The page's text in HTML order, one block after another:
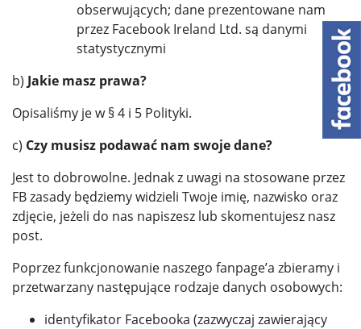
obserwujących; dane prezentowane nam
przez Facebook Ireland Ltd. są danymi
statystycznymi
b) Jakie masz prawa?
Opisaliśmy je w § 4 i 5 Polityki.
c) Czy musisz podawać nam swoje dane?
Jest to dobrowolne. Jednak z uwagi na stosowane przez
FB zasady będziemy widzieli Twoje imię, nazwisko oraz
zdjęcie, jeżeli do nas napiszesz lub skomentujesz nasz
post.
Poprzez funkcjonowanie naszego fanpage’a zbieramy i
przetwarzany następujące rodzaje danych osobowych:
identyfikator Facebooka (zazwyczaj zawierający